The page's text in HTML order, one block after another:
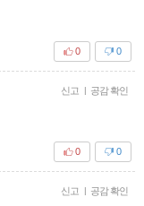
0
0
신고 | 공감 확인
0
0
신고 | 공감 확인